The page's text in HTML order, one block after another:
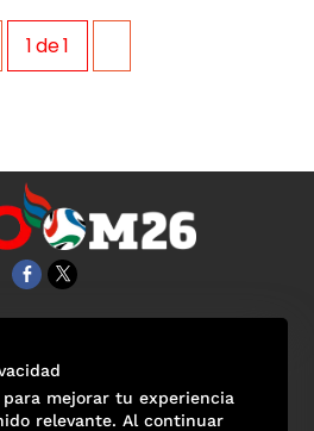
1de1
para mejorar tu experiencia
relevante. Al continuar